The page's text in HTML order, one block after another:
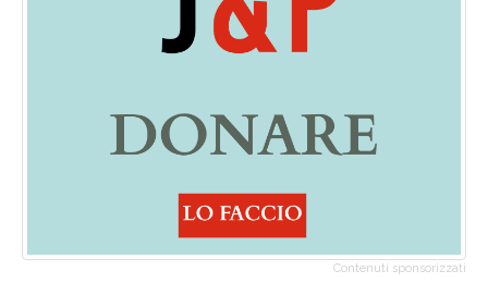
Contenuti sponsorizzati